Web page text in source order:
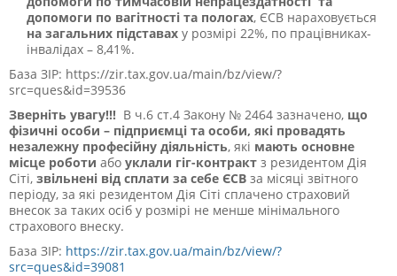
допомоги по вагітності та пологах, ЄСВ нараховується
на загальних підставах у розмірі 22%, по працівниках-
інвалідах – 8,41%.
База ЗІР: https://zir.tax.gov.ua/main/bz/view/?
src=ques&id=39536
Зверніть увагу!!! В ч.6 ст.4 Закону № 2464 зазначено, що
фізичні особи – підприємці та особи, які провадять
незалежну професійну діяльність, які мають основне
місце роботи або уклали гіг-контракт з резидентом Дія
Сіті, звільнені від сплати за себе ЄСВ за місяці звітного
періоду, за які резидентом Дія Сіті сплачено страховий
внесок за таких осіб у розмірі не менше мінімального
страхового внеску.
База ЗІР: https://zir.tax.gov.ua/main/bz/view/?
src=ques&id=39081